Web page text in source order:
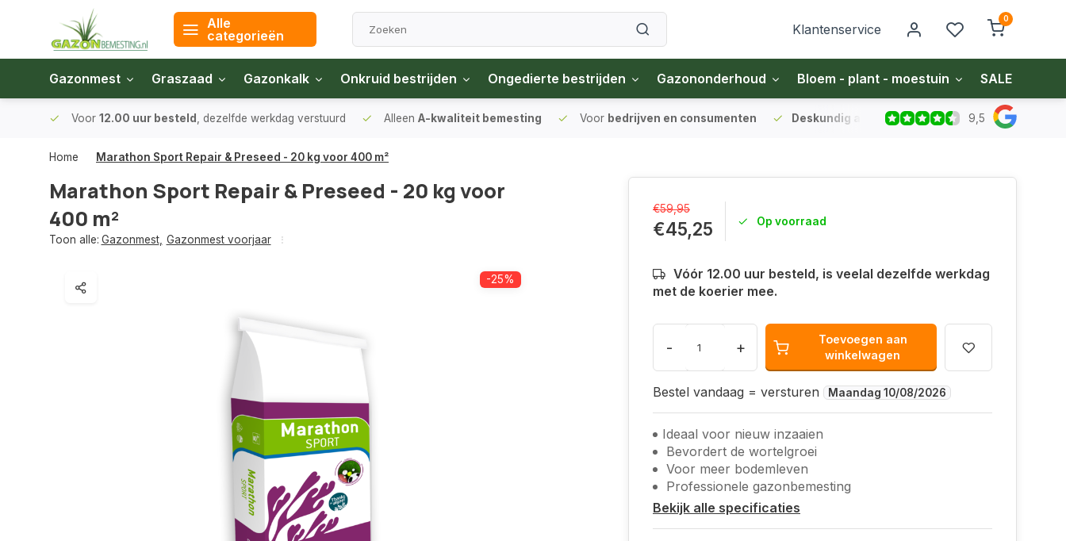
Alle
categorieën
Klantenservice
0
Gazonmest Graszaad Gazonkalk Onkruid bestrijden Ongedierte bestrijden Gazononderhoud Bloem - plant - moestuin SALE
Voor 12.00 uur besteld , dezelfde werkdag verstuurd Alleen A-kwaliteit bemesting Voor bedrijven en consumenten Deskundig adviesvoor gazon en bodem
9,5
Home Marathon Sport Repair & Preseed - 20 kg voor 400 m²
Marathon Sport Repair & Preseed - 20 kg voor
400 m²
Toon alle: Gazonmest, Gazonmest voorjaar
-25%
€59,95
€45,25 Op voorraad
Vóór 12.00 uur besteld, is veelal dezelfde werkdag
met de koerier mee.
- +
Toevoegen aan
winkelwagen
Bestel vandaag = versturen Maandag 10/08/2026
Ideaal voor nieuw inzaaien
Bevordert de wortelgroei
Voor meer bodemleven
Professionele gazonbemesting
Bekijk alle specificaties